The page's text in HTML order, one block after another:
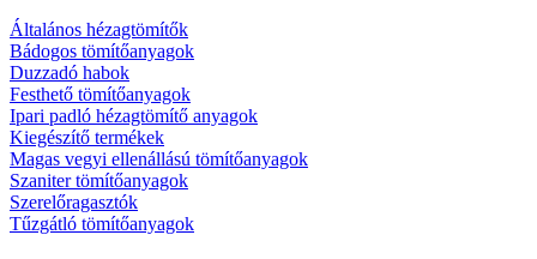
Általános hézagtömítők
Bádogos tömítőanyagok
Duzzadó habok
Festhető tömítőanyagok
Ipari padló hézagtömítő anyagok
Kiegészítő termékek
Magas vegyi ellenállású tömítőanyagok
Szaniter tömítőanyagok
Szerelőragasztók
Tűzgátló tömítőanyagok